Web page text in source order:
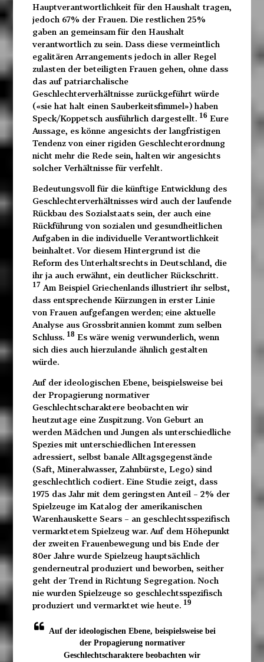
Hauptverantwortlichkeit für den Haushalt tragen,
jedoch 67% der Frauen. Die restlichen 25%
gaben an gemeinsam für den Haushalt
verantwortlich zu sein. Dass diese vermeintlich
egalitären Arrangements jedoch in aller Regel
zulasten der beteiligten Frauen gehen, ohne dass
das auf patriarchalische
Geschlechterverhältnisse zurückgeführt würde
(«sie hat halt einen Sauberkeitsfimmel») haben
Speck/Koppetsch ausführlich dargestellt. 16 Eure
Aussage, es könne angesichts der langfristigen
Tendenz von einer rigiden Geschlechterordnung
nicht mehr die Rede sein, halten wir angesichts
solcher Verhältnisse für verfehlt.
Bedeutungsvoll für die künftige Entwicklung des
Geschlechterverhältnisses wird auch der laufende
Rückbau des Sozialstaats sein, der auch eine
Rückführung von sozialen und gesundheitlichen
Aufgaben in die individuelle Verantwortlichkeit
beinhaltet. Vor diesem Hintergrund ist die
Reform des Unterhaltsrechts in Deutschland, die
ihr ja auch erwähnt, ein deutlicher Rückschritt.
17 Am Beispiel Griechenlands illustriert ihr selbst,
dass entsprechende Kürzungen in erster Linie
von Frauen aufgefangen werden; eine aktuelle
Analyse aus Grossbritannien kommt zum selben
Schluss. 18 Es wäre wenig verwunderlich, wenn
sich dies auch hierzulande ähnlich gestalten
würde.
Auf der ideologischen Ebene, beispielsweise bei
der Propagierung normativer
Geschlechtscharaktere beobachten wir
heutzutage eine Zuspitzung. Von Geburt an
werden Mädchen und Jungen als unterschiedliche
Spezies mit unterschiedlichen Interessen
adressiert, selbst banale Alltagsgegenstände
(Saft, Mineralwasser, Zahnbürste, Lego) sind
geschlechtlich codiert. Eine Studie zeigt, dass
1975 das Jahr mit dem geringsten Anteil – 2% der
Spielzeuge im Katalog der amerikanischen
Warenhauskette Sears – an geschlechtsspezifisch
vermarktetem Spielzeug war. Auf dem Höhepunkt
der zweiten Frauenbewegung und bis Ende der
80er Jahre wurde Spielzeug hauptsächlich
genderneutral produziert und beworben, seither
geht der Trend in Richtung Segregation. Noch
nie wurden Spielzeuge so geschlechtsspezifisch
produziert und vermarktet wie heute. 19
Auf der ideologischen Ebene, beispielsweise bei
der Propagierung normativer
Geschlechtscharaktere beobachten wir